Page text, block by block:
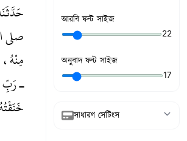
صلى
ـ رَبِّ
আরবি ফন্ট সাইজ
22
অনুবাদ ফন্ট সাইজ
17
সাধারণ সেটিংস